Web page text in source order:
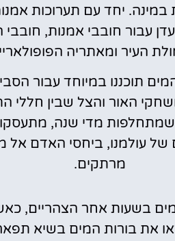
במינה. יחד עם תערוכות
עבור חובבי אמנות,
העיר ומאתריה
תוכננו במיוחד עבור
האור והצל שבין חללי
מדי שנה,
של עולמנו, ביחסי האדם אל
מרתקים.
בשעות אחר הצהריים,
את בורות המים בשיא